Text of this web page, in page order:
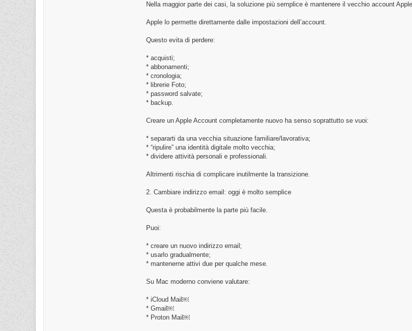
Nella maggior parte dei casi, la soluzione più semplice è mantenere il vecchio account
Apple lo permette direttamente dalle impostazioni dell’account.
Questo evita di perdere:
* acquisti;
* abbonamenti;
* cronologia;
* librerie Foto;
* password salvate;
* backup.
Creare un Apple Account completamente nuovo ha senso soprattutto se vuoi:
* separarti da una vecchia situazione familiare/lavorativa;
* “ripulire” una identità digitale molto vecchia;
* dividere attività personali e professionali.
Altrimenti rischia di complicare inutilmente la transizione.
2. Cambiare indirizzo email: oggi è molto semplice
Questa è probabilmente la parte più facile.
Puoi:
* creare un nuovo indirizzo email;
* usarlo gradualmente;
* mantenerne attivi due per qualche mese.
Su Mac moderno conviene valutare:
* iCloud Mail￼
* Gmail￼
* Proton Mail￼